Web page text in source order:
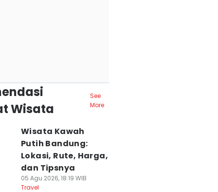
Wisata
See
More
Wisata Kawah
Putih Bandung:
Lokasi, Rute, Harga,
dan Tipsnya
05 Agu 2026, 18:19 WIB
Travel